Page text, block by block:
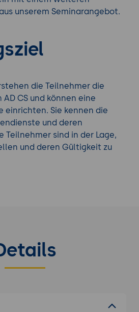
unserem Seminarangebot.
die Teilnehmer die
CS und können eine
einrichten. Sie kennen die
und deren
Teilnehmer sind in der Lage,
und deren Gültigkeit zu